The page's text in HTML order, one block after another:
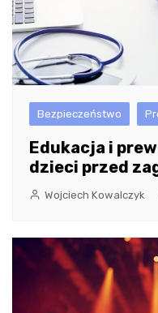
Bezpieczeństwo
Edukacja i
dzieci przed
Wojciech Kowalczyk